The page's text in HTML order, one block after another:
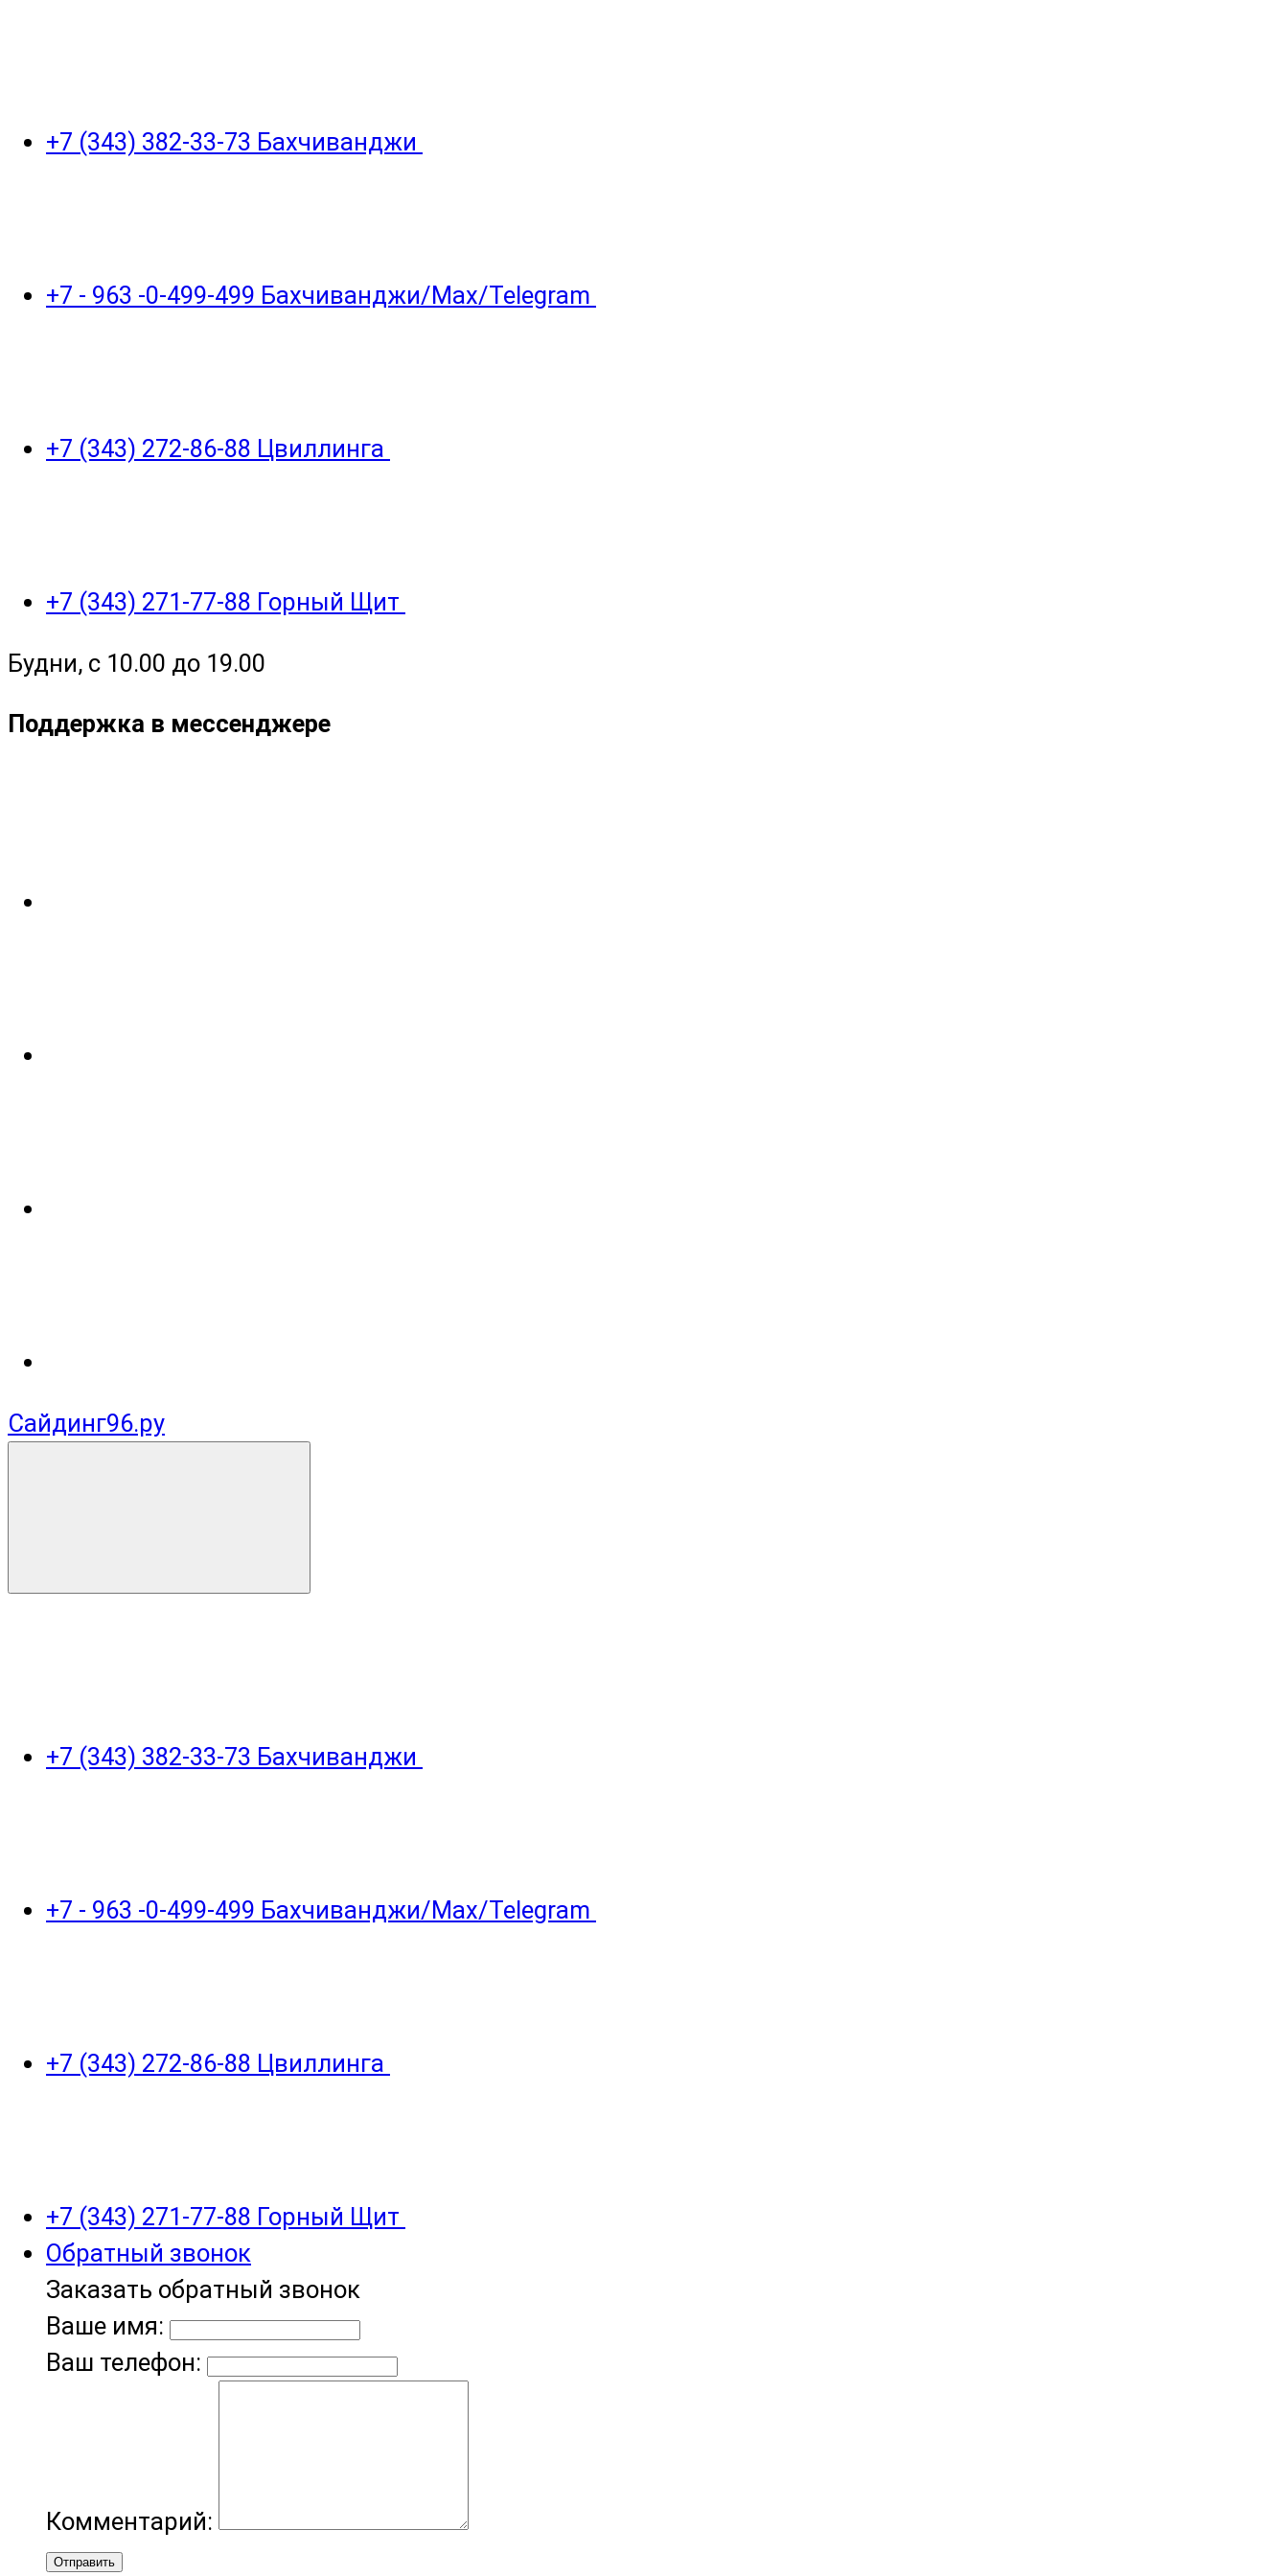
+7 (343) 382-33-73 Бахчиванджи
+7 - 963 -0-499-499 Бахчиванджи/Max/Telegram
+7 (343) 272-86-88 Цвиллинга
+7 (343) 271-77-88 Горный Щит
Будни, с 10.00 до 19.00
Поддержка в мессенджере
Сайдинг96.ру
+7 (343) 382-33-73 Бахчиванджи
+7 - 963 -0-499-499 Бахчиванджи/Max/Telegram
+7 (343) 272-86-88 Цвиллинга
+7 (343) 271-77-88 Горный Щит
Обратный звонок
Заказать обратный звонок
Ваше имя:
Ваш телефон:
Комментарий:
Отправить